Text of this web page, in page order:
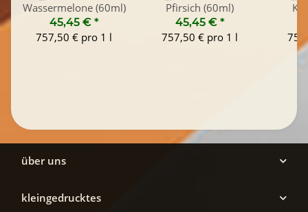
Wassermelone (60ml)
45,45 € *
757,50 € pro 1 l
Pfirsich (60ml)
45,45 € *
757,50 € pro 1 l
über uns
kleingedrucktes